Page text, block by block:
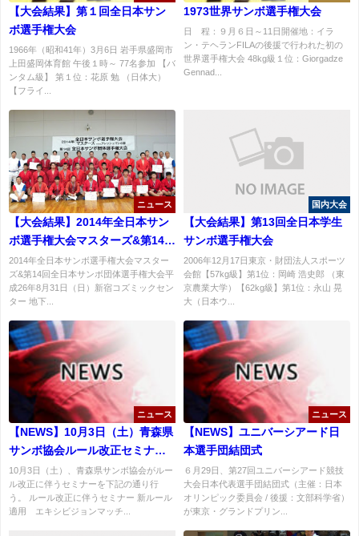
【大会結果】第１回全日本サン
ボ選手権大会
1966年（昭和41年）3月6日 岩手県盛岡市
上田盛岡体育館 午後１時～ 77名参加 【バ
ンタム級】 第１位：花原 勉 （日体大）
【フライ...
1973世界サンボ選手権大会
日 程：９月６日～11日開催地：イラ
ン・テヘランFILAの後援で行われた初の
世界選手権大会 48kg級１位：Giorgadze
Gennad...
ニュース
【大会結果】2014年全日本サン
ボ選手権大会マスターズ&第14回
全日本サンボ団体選手権大会大
会結果
2014年全日本サンボ選手権大会マスター
ズ&第14回全日本サンボ団体選手権大会平
成26年8月31日（日）新宿コズミックセン
ター 地下...
国内大会
【大会結果】第13回全日本学生
サンボ選手権大会
2006年12月17日東京・財団法人スポーツ
会館【57kg級】第1位：岡崎 浩史郎 （東
京農業大学）【62kg級】第1位：永山 晃
大（日本ウ...
ニュース
【NEWS】10月3日（土）青森県
サンボ協会ルール改正セミナー
開催
10月3日（土）、青森県サンボ協会がルー
ル改正に伴うセミナーを下記の通り行
う。 ルール改正に伴うセミナー 新ルール
適用 エキシビジョンマッチ...
ニュース
【NEWS】ユニバーシアード日
本選手団結団式
６月29日、第27回ユニバーシアード競技
大会日本代表選手団結団式（主催：日本
オリンピック委員会 / 後援：文部科学省）
が東京・グランドプリン...